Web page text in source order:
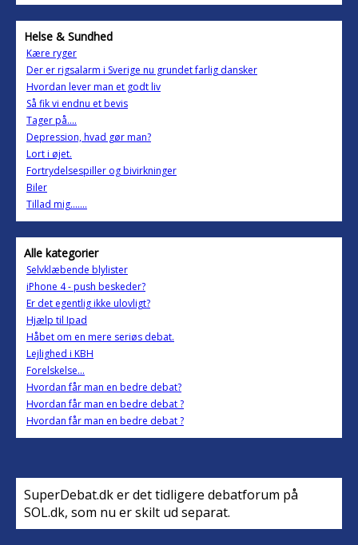
Helse & Sundhed
Kære ryger
Der er rigsalarm i Sverige nu grundet farlig dansker
Hvordan lever man et godt liv
Så fik vi endnu et bevis
Tager på....
Depression, hvad gør man?
Lort i øjet.
Fortrydelsespiller og bivirkninger
Biler
Tillad mig.......
Alle kategorier
Selvklæbende blylister
iPhone 4 - push beskeder?
Er det egentlig ikke ulovligt?
Hjælp til Ipad
Håbet om en mere seriøs debat.
Lejlighed i KBH
Forelskelse...
Hvordan får man en bedre debat?
Hvordan får man en bedre debat ?
Hvordan får man en bedre debat ?
SuperDebat.dk er det tidligere debatforum på
SOL.dk, som nu er skilt ud separat.